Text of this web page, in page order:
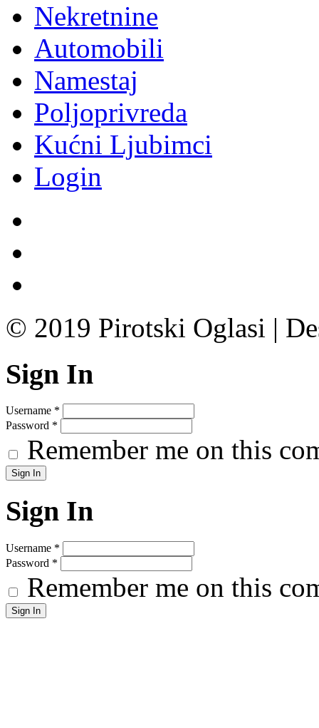
Nekretnine
Automobili
Namestaj
Poljoprivreda
Kućni Ljubimci
Login
© 2019 Pirotski Oglasi |
Sign In
Username *
Password *
Remember me on this
Sign In
Username *
Password *
Remember me on this